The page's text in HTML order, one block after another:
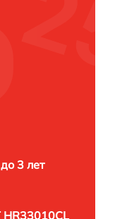
3 лет
HR33010CL